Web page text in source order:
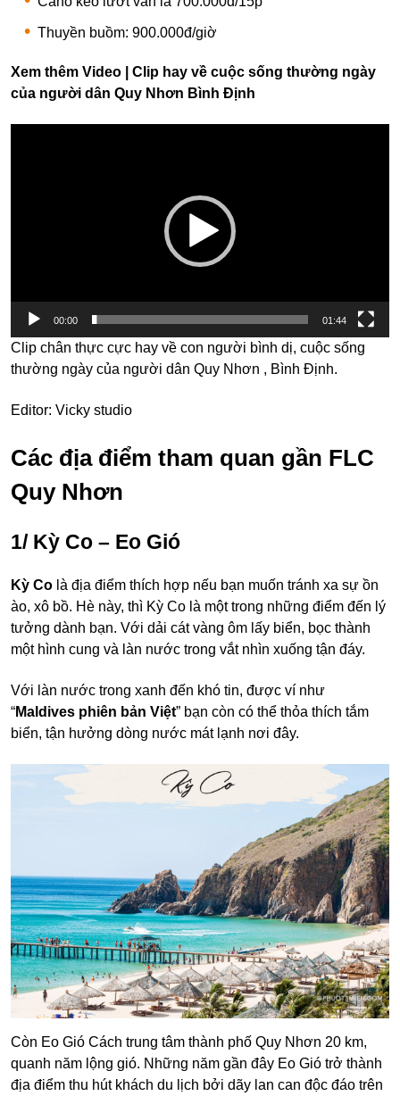
Thuyền buồm: 900.000đ/giờ
Xem thêm Video | Clip hay về cuộc sống thường ngày
của người dân Quy Nhơn Bình Định
00:00 01:44
Clip chân thực cực hay về con người bình dị, cuộc sống
thường ngày của người dân Quy Nhơn , Bình Định.
Editor: Vicky studio
Các địa điểm tham quan gần FLC
Quy Nhơn
1/ Kỳ Co – Eo Gió
Kỳ Co là địa điểm thích hợp nếu bạn muốn tránh xa sự ồn
ào, xô bồ. Hè này, thì Kỳ Co là một trong những điểm đến lý
tưởng dành bạn. Với dải cát vàng ôm lấy biển, bọc thành
một hình cung và làn nước trong vắt nhìn xuống tận đáy.
Với làn nước trong xanh đến khó tin, được ví như
“Maldives phiên bản Việt” bạn còn có thể thỏa thích tắm
biển, tận hưởng dòng nước mát lạnh nơi đây.
Còn Eo Gió Cách trung tâm thành phố Quy Nhơn 20 km,
quanh năm lộng gió. Những năm gần đây Eo Gió trở thành
địa điểm thu hút khách du lịch bởi dãy lan can độc đáo trên